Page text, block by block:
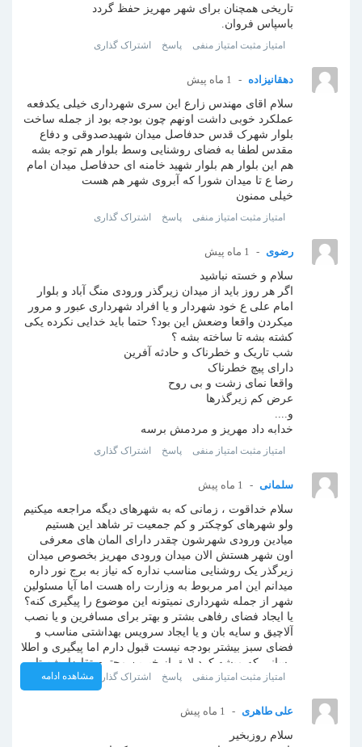
تاریخی همچنان برای شهر مهریز حفظ گردد
باسپاس فروان.
امتیاز مثبت امتیاز منفی پاسخ اشتراک گذاری
دهقانیزاده
سلام اقای مهندس زارع این سری شهرداری خیلی یکدفعه
عملکرد خوبی داشت اونهم چون بودجه بود از جمله ساخت
بلوار شهرک قدس حدفاصل میدان شهیدصدوقی و دفاع
مقدس لطفا به فضای روشنایی وسط بلوار هم توجه بشه
هم این بلوار هم بلوار شهید خامنه ای حدفاصل میدان امام
رضا ع تا میدان شورا که آبروی شهر هم هست
خیلی ممنون
امتیاز مثبت امتیاز منفی پاسخ اشتراک گذاری
رضوی
سلام و خسته نباشید
اگر هر روز باید از میدان زیرگذر ورودی منگ آباد و بلوار
امام علی ع خود شهردار و یا افراد شهرداری عبور و مرور
میکردن واقعا وضعش این بود؟ حتما باید خدایی نکرده یکی
کشته بشه تا ساخته بشه ؟
شب تاریک و خطرناک و حادثه آفرین
دارای پیچ خطرناک
واقعا نمای زشت و بی روح
عرض کم زیرگذرها
و....
خدابه داد مهریز و مردمش برسه
امتیاز مثبت امتیاز منفی پاسخ اشتراک گذاری
سلمانی
سلام خداقوت ، زمانی که به شهرهای دیگه مراجعه میکنیم
ولو شهرهای کوچکتر و کم جمعیت تر شاهد این هستیم
میادین ورودی شهرشون چقدر دارای المان های معرفی
اون شهر هستش الان میدان ورودی مهریز بخصوص میدان
زیرگذر یک روشنایی مناسب نداره که نیاز به برج نور داره
میدانم این امر مربوط به وزارت راه هست اما آیا مسئولین
شهر از جمله شهرداری نمیتونه این موضوع را پیگیری کنه؟
یا ایجاد فضای رفاهی بشتر و بهتر برای مسافرین و یا نصب
آلاچیق و سایه بان و یا ایجاد سرویس بهداشتی مناسب و
فضای سبز بیشتر بودجه نیست قبول دارم اما پیگیری و اطلا
رسانی که میشه کرد لایق از خیرین محترم تقاضا بشه تا
برای شهر خودشون قدمی بردارنند لطفا به یک قسمت
شهر یا محله ای خاص توجه فقط نشه باتشکر
مشاهده ادامه
امتیاز مثبت امتیاز منفی پاسخ اشتراک گذاری
علی طاهری
سلام روزبخیر